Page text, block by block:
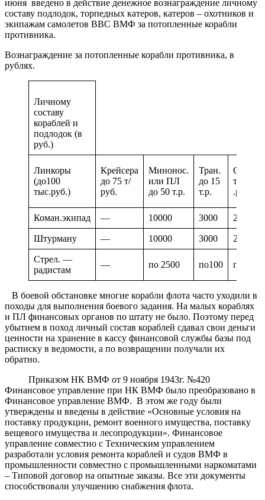
июня введено в действие денежное вознаграждение личному
составу подлодок, торпедных катеров, катеров – охотников и
экипажам самолетов ВВС ВМФ за потопленные корабли
противника.
Вознаграждение за потопленные корабли противника, в
рублях.
Личному
составу
кораблей и
подлодок (в
руб.)
Линкоры
(до100
тыс.руб.)
Крейсера
до 75 т/
руб.
Минонос.
или ПЛ
до 50 т.р.
Тран.
до 15
т.р.
трал.
.р.
Коман.экипад — 10000 3000 2000
Штурману — 10000 3000 2000
Стрел. —
радистам
— по 2500 по100 по500
В боевой обстановке многие корабли флота часто уходили в
походы для выполнения боевого задания. На малых кораблях
и ПЛ финансовых органов по штату не было. Поэтому перед
убытием в поход личный состав кораблей сдавал свои деньги
ценности на хранение в кассу финансовой службы базы под
расписку в ведомости, а по возвращении получали их
обратно.
Приказом НК ВМФ от 9 ноября 1943г. №420
Финансовое управление при НК ВМФ было преобразовано в
Финансовое управление ВМФ. В этом же году были
утверждены и введены в действие «Основные условия на
поставку продукции, ремонт военного имущества, поставку
вещевого имущества и лесопродукции». Финансовое
управление совместно с Техническим управлением
разработали условия ремонта кораблей и судов ВМФ в
промышленности совместно с промышленными наркоматами
– Типовой договор на опытные заказы. Все эти документы
способствовали улучшению снабжения флота.